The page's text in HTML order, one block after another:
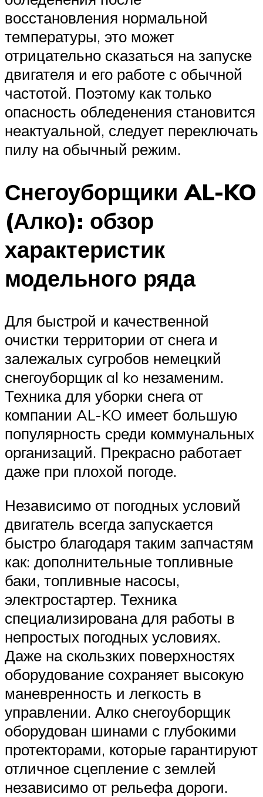
восстановления нормальной
температуры, это может
отрицательно сказаться на запуске
двигателя и его работе с обычной
частотой. Поэтому как только
опасность обледенения становится
неактуальной, следует переключать
пилу на обычный режим.
Снегоуборщики AL-KO
(Алко): обзор
характеристик
модельного ряда
Для быстрой и качественной
очистки территории от снега и
залежалых сугробов немецкий
снегоуборщик al ko незаменим.
Техника для уборки снега от
компании AL-KO имеет большую
популярность среди коммунальных
организаций. Прекрасно работает
даже при плохой погоде.
Независимо от погодных условий
двигатель всегда запускается
быстро благодаря таким запчастям
как: дополнительные топливные
баки, топливные насосы,
электростартер. Техника
специализирована для работы в
непростых погодных условиях.
Даже на скользких поверхностях
оборудование сохраняет высокую
маневренность и легкость в
управлении. Алко снегоуборщик
оборудован шинами с глубокими
протекторами, которые гарантируют
отличное сцепление с землей
независимо от рельефа дороги.